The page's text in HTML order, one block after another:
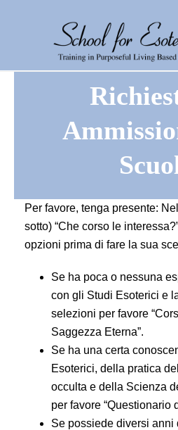
Per favore, tenga presente:
sotto) “Che corso le
opzioni prima di fare la sua
Se ha poca o nessuna
con gli Studi Esoterici e
selezioni per favore
Saggezza Eterna”.
Se ha una certa
Esoterici, della pratica
occulta e della Scienza
per favore “Questionario
Se possiede diversi anni